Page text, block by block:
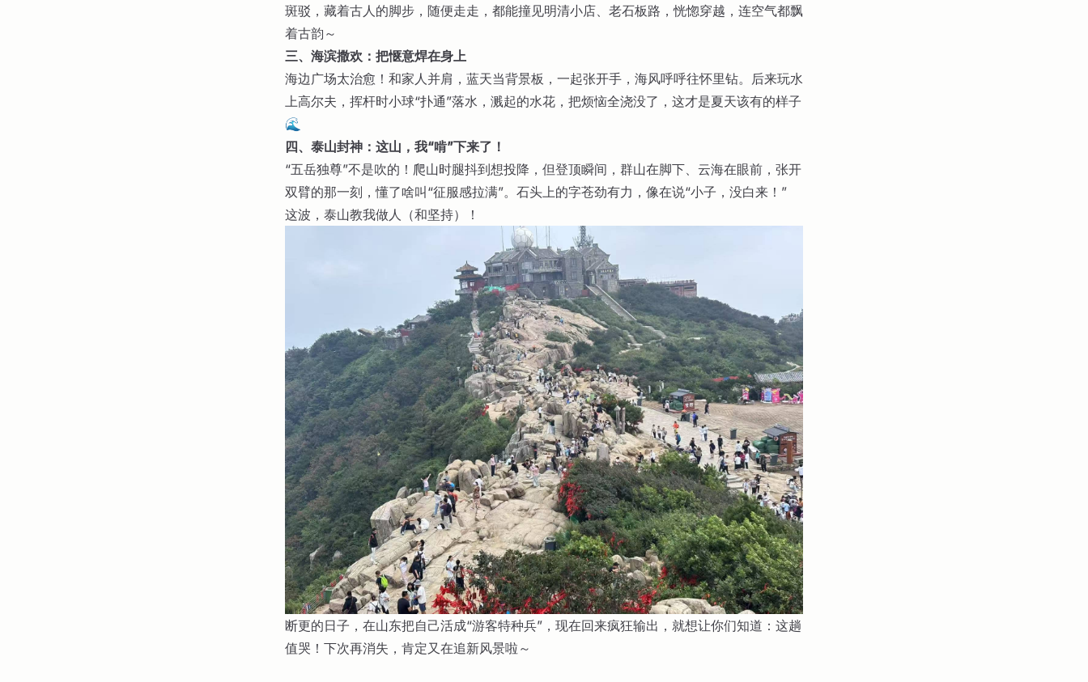
斑驳，藏着古人的脚步，随便走走，都能撞见明清小店、老石板路，恍惚穿越，连空气都飘
着古韵～
三、海滨撒欢：把惬意焊在身上
海边广场太治愈！和家人并肩，蓝天当背景板，一起张开手，海风呼呼往怀里钻。后来玩水
上高尔夫，挥杆时小球“扑通”落水，溅起的水花，把烦恼全浇没了，这才是夏天该有的样子
🌊
四、泰山封神：这山，我“啃”下来了！
“五岳独尊”不是吹的！爬山时腿抖到想投降，但登顶瞬间，群山在脚下、云海在眼前，张开
双臂的那一刻，懂了啥叫“征服感拉满”。石头上的字苍劲有力，像在说“小子，没白来！”
这波，泰山教我做人（和坚持）！
断更的日子，在山东把自己活成“游客特种兵”，现在回来疯狂输出，就想让你们知道：这趟
值哭！下次再消失，肯定又在追新风景啦～